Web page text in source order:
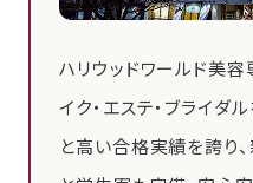
ハリウッドワールド美容
イク・エステ・ブライダ
と高い合格実績を誇り